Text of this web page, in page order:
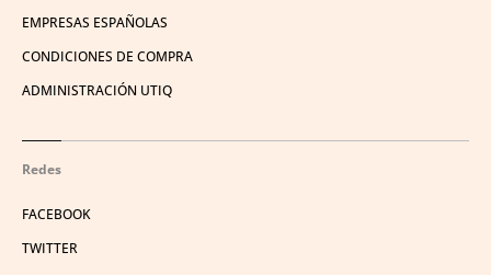
EMPRESAS ESPAÑOLAS
CONDICIONES DE COMPRA
ADMINISTRACIÓN UTIQ
Redes
FACEBOOK
TWITTER